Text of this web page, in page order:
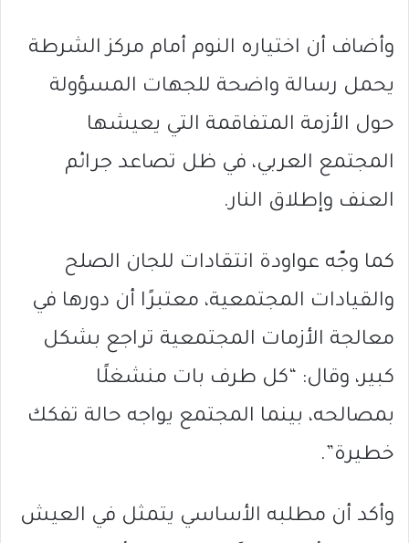
وأضاف أن اختياره النوم أمام مركز الشرطة
يحمل رسالة واضحة للجهات المسؤولة
حول الأزمة المتفاقمة التي يعيشها
المجتمع العربي، في ظل تصاعد جرائم
العنف وإطلاق النار.
كما وجّه عواودة انتقادات للجان الصلح
والقيادات المجتمعية، معتبرًا أن دورها في
معالجة الأزمات المجتمعية تراجع بشكل
كبير، وقال: “كل طرف بات منشغلًا
بمصالحه، بينما المجتمع يواجه حالة تفكك
خطيرة”.
وأكد أن مطلبه الأساسي يتمثل في العيش